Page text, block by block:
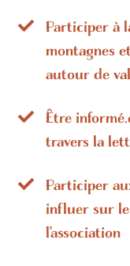
Participer à
montagnes
autour de
Être
travers la
Participer
influer sur
l’association